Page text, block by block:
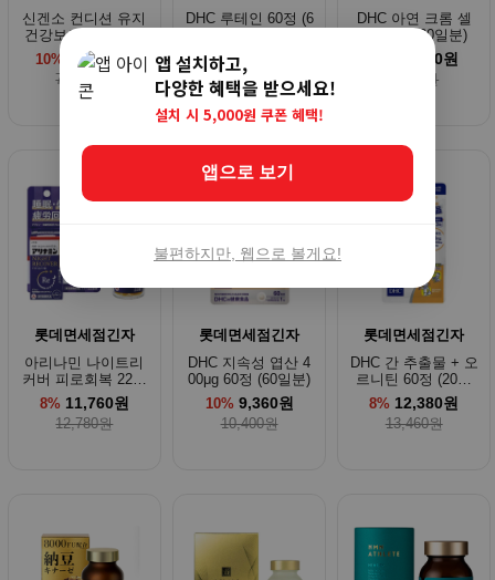
신겐소 컨디션 유지
건강보조제 60일분
10%
64,000원
71,000원
DHC 루테인 60정 (6
8% 25,440원
27,650원
DHC 아연 크롬 셀
렌 60정 (60일분)
5,990원
6,660원
롯데면세점긴자
아리나민 나이트리
커버 피로회복 22정
(11일분)
8% 11,760원
12,780원
롯데면세점긴자
DHC 지속성 엽산 4
00μg 60정 (60일분)
10% 9,360원
10,400원
롯데면세점긴자
DHC 간 추출물 + 오
르니틴 60정 (20일
분)
8% 12,380원
13,460원
앱 설치하고,
다양한 혜택을 받으세요!
설치 시 5,000원 쿠폰 혜택!
앱으로 보기
불편하지만, 웹으로 볼게요!